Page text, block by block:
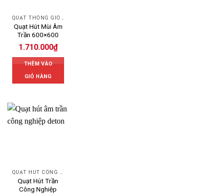
Quạt Hút Mùi Âm
Trần 600×600
1.710.000₫
THÊM VÀO
GIỎ HÀNG
Quạt Hút Trần
Công Nghiệp